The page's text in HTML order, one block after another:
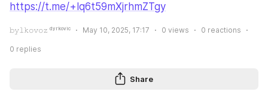
https://t.me/+lq6t59mXjrhmZTgy
𝚋𝚢𝚕𝚔𝚘𝚟𝚘𝚣 ᵈʸʳᵏᵒᵛⁱᶜ May 10, 2025, 17:17 0 views 0 reactions
0 replies
Share